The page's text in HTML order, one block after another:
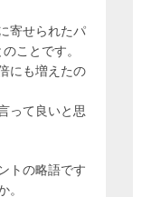
寄せられたパ
ことです。
にも増えたの
って良いと思
トの略語です
。